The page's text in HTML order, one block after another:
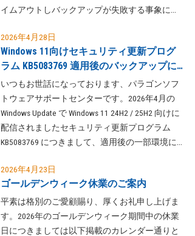
イムアウトしバックアップが失敗する事象につ
更新プログラム KB5089549の適用により解消さ
れることが確認できました。当該事象が発生し
ていますお客様におかれましては、お手数では
ございますが5月の Updateの適用ならびに適用
後のコンピューターの再起動を行っていただき
ますようよろしくお願いいたします。
2026年4月28日
Windows 11向けセキュリティ更新プログ
ラム KB5083769 適用後のバックアップに
関する不具合について
いつもお世話になっております、パラゴンソフ
トウェアサポートセンターです。2026年4月の
Windows Update で Windows 11 24H2 / 25H2 向けに
配信されましたセキュリティ更新プログラム
KB5083769 につきまして、適用後の一部環境に
ーム シャドウ コピー サービス）によるスナッ
プショット作成がタイムアウトし失敗する事象
が報告されております。Paragon Hard Disk
Manager 17 および VSS を使用してバックアップ
を作成するソフトウェアにおいて、影響を受け
2026年4月23日
ゴールデンウィーク休業のご案内
平素は格別のご愛顧賜り、厚くお礼申し上げま
す。2026年のゴールデンウィーク期間中の休業
日につきましては以下掲載のカレンダー通りと